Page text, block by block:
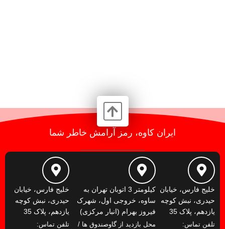
ایران کاوه، رمز آرامش خاطر شما
خلیج فارس، خیابان
حیدری، نبش کوچه
یازدهم، پلاک 35
تلفن تماس:
کیلومتر 3 اتوبان تهران به
ساوه، خروجی اول، شهرک
فیروز بهرام (انبار مرکزی)
محل بازدید از گاوصندوق ها /
خلیج فارس، خیابان
حیدری، نبش کوچه
یازدهم، پلاک 35
تلفن تماس: